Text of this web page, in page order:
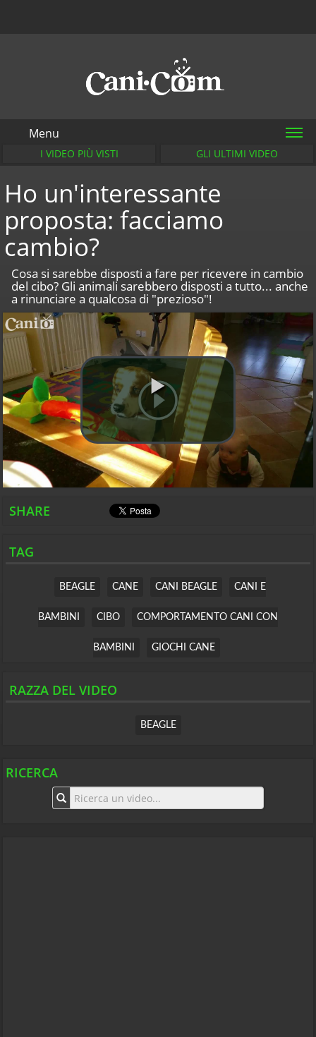
Menu
I VIDEO PIÙ VISTI GLI ULTIMI VIDEO
Ho un'interessante
proposta: facciamo
cambio?
Cosa si sarebbe disposti a fare per ricevere in cambio
del cibo? Gli animali sarebbero disposti a tutto... anche
a rinunciare a qualcosa di "prezioso"!
SHARE
TAG
BEAGLE CANE CANI BEAGLE CANI E
BAMBINI CIBO COMPORTAMENTO CANI CON
BAMBINI GIOCHI CANE
RAZZA DEL VIDEO
BEAGLE
RICERCA